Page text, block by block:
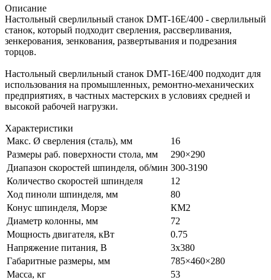
Описание
Настольный сверлильный станок DMT-16E/400 - сверлильный
станок, который подходит сверления, рассверливания,
зенкерования, зенкования, развертывания и подрезания
торцов.
Настольный сверлильный станок DMT-16E/400 подходит для
использования на промышленных, ремонтно-механических
предприятиях, в частных мастерских в условиях средней и
высокой рабочей нагрузки.
Характеристики
Макс. Ø сверления (сталь), мм
16
Размеры раб. поверхности стола, мм
290×290
Диапазон скоростей шпинделя, об/мин 300-3190
Количество скоростей шпинделя
12
Ход пиноли шпинделя, мм
80
Конус шпинделя, Морзе
КМ2
Диаметр колонны, мм
72
Мощность двигателя, кВт
0.75
Напряжение питания, В
3x380
Габаритные размеры, мм
785×460×280
Масса, кг
53